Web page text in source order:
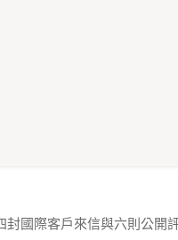
國際客戶來信與六則公開